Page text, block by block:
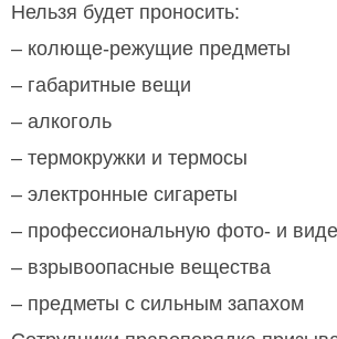
Нельзя будет проносить:
– колюще-режущие предметы
– габаритные вещи
– алкоголь
– термокружки и термосы
– электронные сигареты
– профессиональную фото- и
– взрывоопасные вещества
– предметы с сильным запахом